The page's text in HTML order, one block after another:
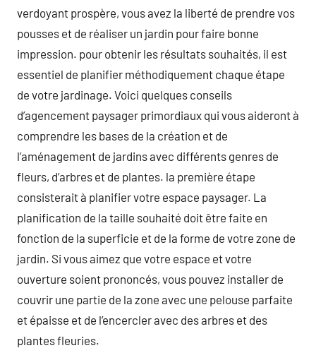
verdoyant prospère, vous avez la liberté de prendre vos
pousses et de réaliser un jardin pour faire bonne
impression. pour obtenir les résultats souhaités, il est
essentiel de planifier méthodiquement chaque étape
de votre jardinage. Voici quelques conseils
d’agencement paysager primordiaux qui vous aideront à
comprendre les bases de la création et de
l’aménagement de jardins avec différents genres de
fleurs, d’arbres et de plantes. la première étape
consisterait à planifier votre espace paysager. La
planification de la taille souhaité doit être faite en
fonction de la superficie et de la forme de votre zone de
jardin. Si vous aimez que votre espace et votre
ouverture soient prononcés, vous pouvez installer de
couvrir une partie de la zone avec une pelouse parfaite
et épaisse et de l’encercler avec des arbres et des
plantes fleuries.